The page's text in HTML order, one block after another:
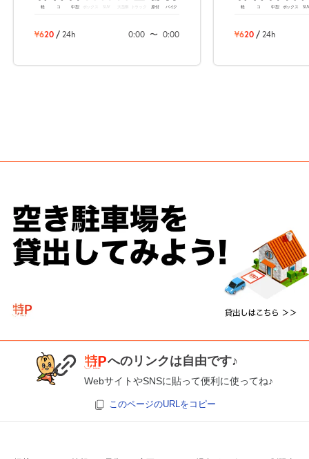
軽 コ 中型 ボックス SUV トラック 原付 バイク
¥620 / 24h 0:00 〜 0:00
軽 コ 中型 ボックス
¥620 / 24h
へのリンクは自由です♪
WebサイトやSNSに貼って便利に使ってね♪
このページのURLをコピー